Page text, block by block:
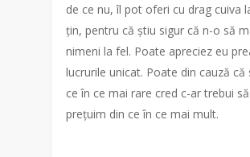
de ce nu, îl pot oferi cu drag cuiva
țin, pentru că știu sigur că n-o să
nimeni la fel. Poate apreciez eu
lucrurile unicat. Poate din cauză că
ce în ce mai rare cred c-ar trebui
prețuim din ce în ce mai mult.